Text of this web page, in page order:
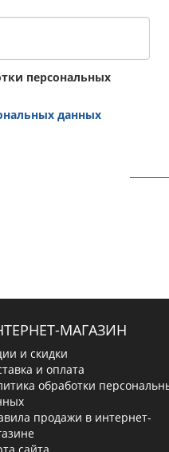
персональных
данных
МАГАЗИН
и скидки
и оплата
обработки
продажи в интернет-